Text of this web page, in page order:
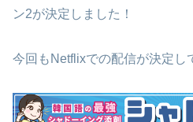
ン2が決定しました！
今回もNetflixでの配信が決定し